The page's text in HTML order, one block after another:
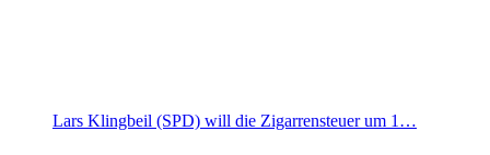
Lars Klingbeil (SPD) will die Zigarrensteuer um 1…